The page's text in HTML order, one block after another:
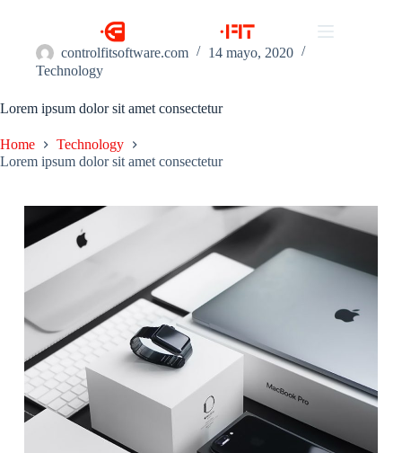
controlfitsoftware.com
14 mayo, 2020
Technology
Lorem ipsum dolor sit amet consectetur
Home
Technology
Lorem ipsum dolor sit amet consectetur